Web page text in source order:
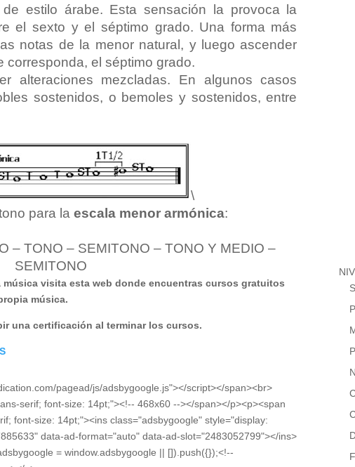
estilo árabe. Esta sensación la provoca la
el sexto y el séptimo grado. Una forma más
notas de la menor natural, y luego ascender
corresponda, el séptimo grado.
alteraciones mezcladas. En algunos casos
sostenidos, o bemoles y sostenidos, entre
\
para la escala menor armónica:
– TONO – SEMITONO – TONO Y MEDIO –
SEMITONO
visita esta web donde encuentras cursos gratuitos
música.
una certificación al terminar los cursos.
pagead/js/adsbygoogle.js"></script></span><br>
serif; font-size: 14pt;"><!-- 468x60 --></span></p><p><span
font-size: 14pt;"><ins class="adsbygoogle" style="display:
data-ad-format="auto" data-ad-slot="2483052799"></ins>
= window.adsbygoogle || []).push({});<!--